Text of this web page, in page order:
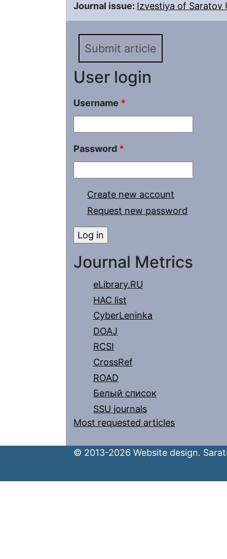
Journal issue: Izvestiya of Saratov
Submit article
User login
Username *
Password *
Create new account
Request new password
Journal Metrics
eLibrary.RU
HAC list
CyberLeninka
DOAJ
RCSI
CrossRef
ROAD
Белый список
SSU journals
Most requested articles
© 2013-2026 Website design.